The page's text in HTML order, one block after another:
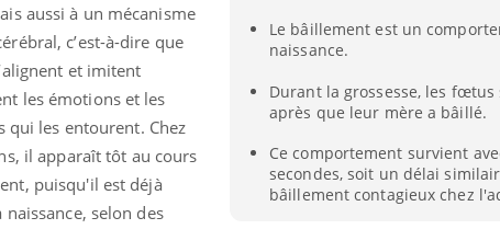
Le bâillement est un
naissance.
Durant la grossesse, les
après que leur mère a bâillé.
Ce comportement survient
secondes, soit un délai
bâillement contagieux chez
aussi à un mécanisme
c’est-à-dire que
et imitent
les émotions et les
qui les entourent. Chez
il apparaît tôt au cours
puisqu'il est déjà
selon des
Il y a des sujets qui sont faciles à aborder...
d'autres non ! D'un côté, poser des
questions sur la maladie d'un proche c'est
montrer ...